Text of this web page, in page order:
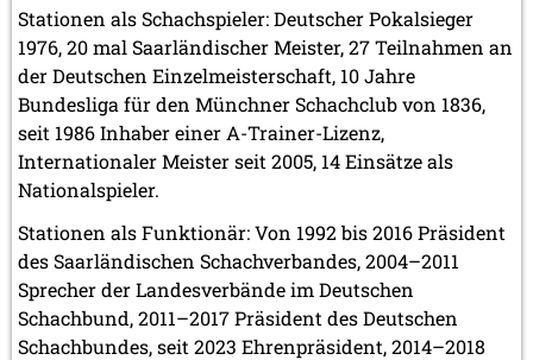
2006
Dezember 2006 (4 Einträge)
November 2006 (3 Einträge)
Oktober 2006 (5 Einträge)
September 2006 (1 Eintrag)
August 2006 (3 Einträge)
Juli 2006 (1 Eintrag)
Juni 2006 (3 Einträge)
Mai 2006 (1 Eintrag)
April 2006 (2 Einträge)
März 2006 (3 Einträge)
Februar 2006 (2 Einträge)
Januar 2006 (1 Eintrag)
Stationen als Schachspieler: Deutscher Pokalsieger
1976, 20 mal Saarländischer Meister, 27 Teilnahmen an
der Deutschen Einzelmeisterschaft, 10 Jahre
Bundesliga für den Münchner Schachclub von 1836,
seit 1986 Inhaber einer A-Trainer-Lizenz,
Internationaler Meister seit 2005, 14 Einsätze als
Nationalspieler.
Stationen als Funktionär: Von 1992 bis 2016 Präsident
des Saarländischen Schachverbandes, 2004–2011
Sprecher der Landesverbände im Deutschen
Schachbund, 2011–2017 Präsident des Deutschen
Schachbundes, seit 2023 Ehrenpräsident, 2014–2018